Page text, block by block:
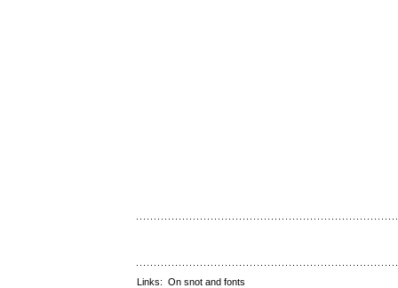
Links: On snot and fonts